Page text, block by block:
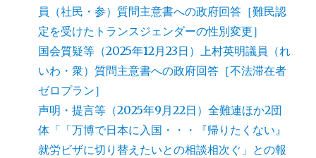
員（社民・参）質問主意書への政府回答［難民認
定を受けたトランスジェンダーの性別変更］
国会質疑等（2025年12月23日）上村英明議員（れ
いわ・衆）質問主意書への政府回答［不法滞在者
ゼロプラン］
声明・提言等（2025年9月22日）全難連ほか2団
体「「万博で日本に入国・・・『帰りたくない』
就労ビザに切り替えたいとの相談相次ぐ」との報